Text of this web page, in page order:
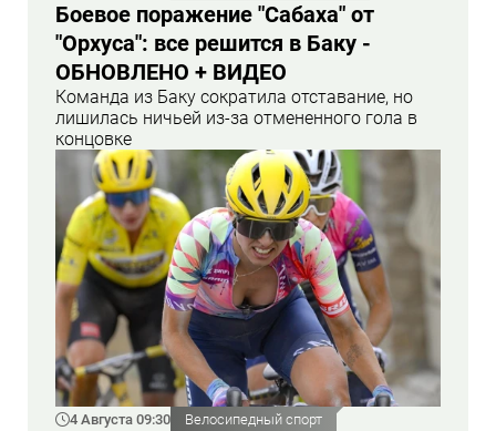
Боевое поражение "Сабаха" от
"Орхуса": все решится в Баку -
ОБНОВЛЕНО + ВИДЕО
Команда из Баку сократила отставание, но
лишилась ничьей из-за отмененного гола в
концовке
4 Августа 09:30 Велосипедный спорт